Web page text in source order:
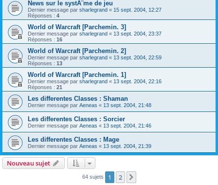
News sur le systÃ¨me de jeu
Dernier message par sharlegrand « 15 sept. 2004, 12:27
Réponses : 4
World of Warcraft [Parchemin. 3]
Dernier message par sharlegrand « 13 sept. 2004, 23:37
Réponses : 16
World of Warcraft [Parchemin. 2]
Dernier message par sharlegrand « 13 sept. 2004, 22:59
Réponses : 13
World of Warcraft [Parchemin. 1]
Dernier message par sharlegrand « 13 sept. 2004, 22:16
Réponses : 21
Les differentes Classes : Shaman
Dernier message par Aeneas « 13 sept. 2004, 21:48
Les differentes Classes : Sorcier
Dernier message par Aeneas « 13 sept. 2004, 21:46
Les differentes Classes : Mage
Dernier message par Aeneas « 13 sept. 2004, 21:39
Nouveau sujet
64 sujets 1 2